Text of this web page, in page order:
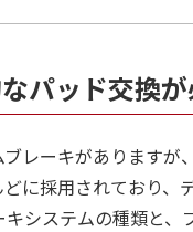
パッド交換
レーキがありますが
に採用されており、
システムの種類と、